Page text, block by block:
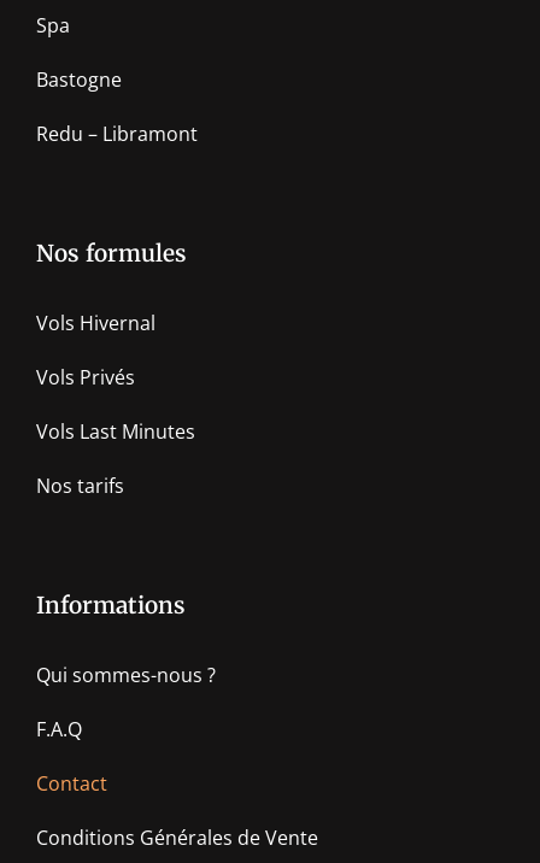
Spa
Bastogne
Redu – Libramont
Nos formules
Vols Hivernal
Vols Privés
Vols Last Minutes
Nos tarifs
Informations
Qui sommes-nous ?
F.A.Q
Contact
Conditions Générales de Vente